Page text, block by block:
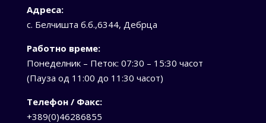
Адреса:
с. Белчишта б.б.,6344, Дебрца
Работно време:
Понеделник – Петок: 07:30 – 15:30 часот
(Пауза од 11:00 до 11:30 часот)
Телефон / Факс:
+389(0)46286855